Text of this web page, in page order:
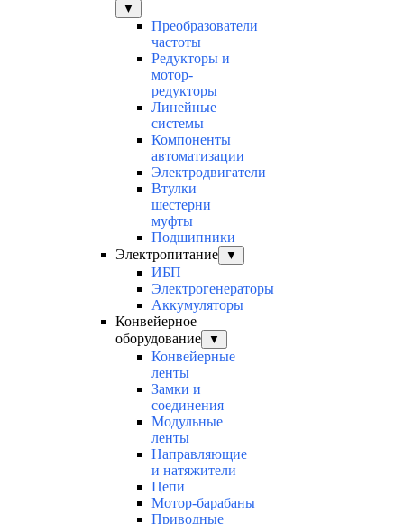
▼
Преобразователи
частоты
Редукторы и
мотор-
редукторы
Линейные
системы
Компоненты
автоматизации
Электродвигатели
Втулки
шестерни
муфты
Подшипники
Электропитание
▼
ИБП
Электрогенераторы
Аккумуляторы
Конвейерное
оборудование
▼
Конвейерные
ленты
Замки и
соединения
Модульные
ленты
Направляющие
и натяжители
Цепи
Мотор-барабаны
Приводные